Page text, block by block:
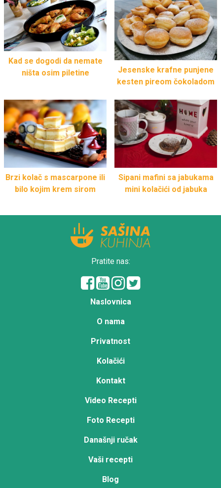
Kad se dogodi da nemate
ništa osim piletine
Jesenske krafne punjene
kesten pireom čokoladom
Brzi kolač s mascarpone ili
bilo kojim krem sirom
Sipani mafini sa jabukama
mini kolačići od jabuka
Pratite nas:
Naslovnica
O nama
Privatnost
Kolačići
Kontakt
Video Recepti
Foto Recepti
Današnji ručak
Vaši recepti
Blog